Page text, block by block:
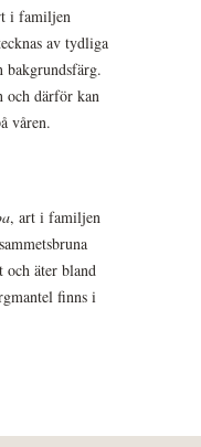
i familjen
av tydliga
bakgrundsfärg.
och därför kan
våren.
, art i familjen
äter bland
finns i